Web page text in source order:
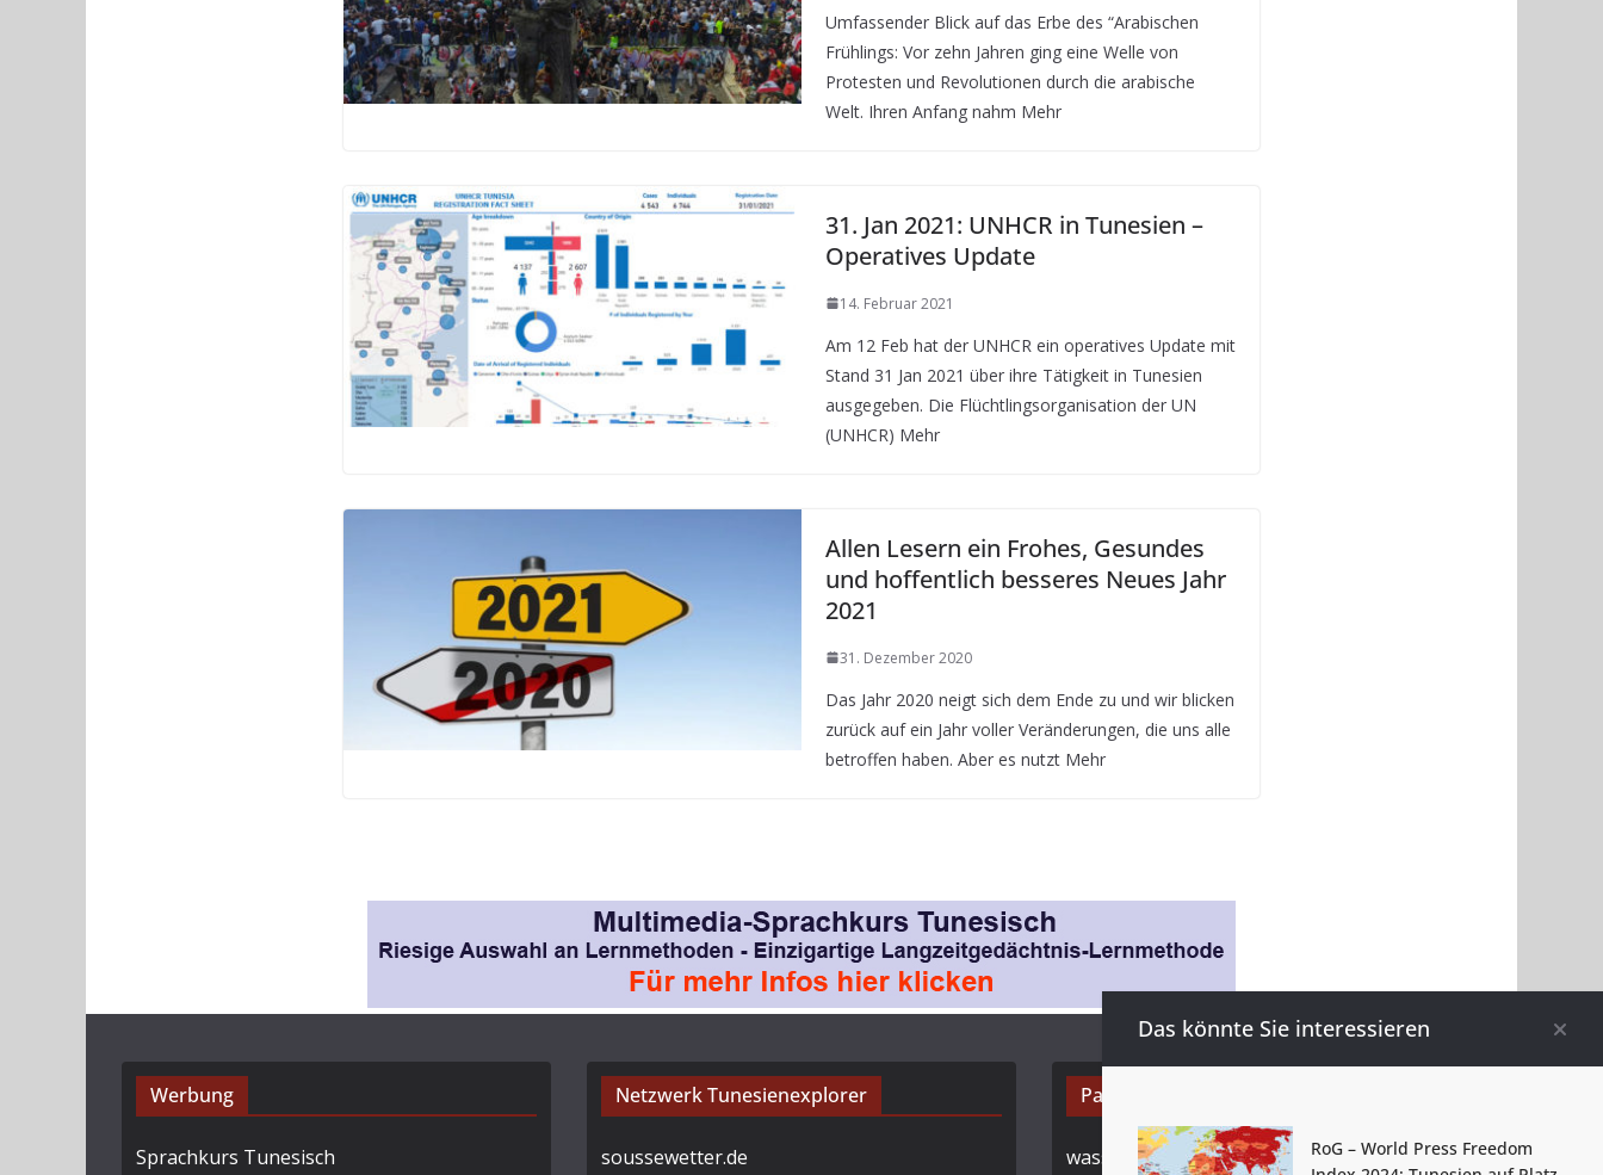
Umfassender Blick auf das Erbe des “Arabischen
Frühlings: Vor zehn Jahren ging eine Welle von
Protesten und Revolutionen durch die arabische
Welt. Ihren Anfang nahm Mehr
31. Jan 2021: UNHCR in Tunesien –
Operatives Update
14. Februar 2021
Am 12 Feb hat der UNHCR ein operatives Update mit
Stand 31 Jan 2021 über ihre Tätigkeit in Tunesien
ausgegeben. Die Flüchtlingsorganisation der UN
(UNHCR) Mehr
Allen Lesern ein Frohes, Gesundes
und hoffentlich besseres Neues Jahr
2021
31. Dezember 2020
Das Jahr 2020 neigt sich dem Ende zu und wir blicken
zurück auf ein Jahr voller Veränderungen, die uns alle
betroffen haben. Aber es nutzt Mehr
Werbung
Sprachkurs Tunesisch
Netzwerk Tunesienexplorer
soussewetter.de
Partner
wassenberg.com.de
Das könnte Sie interessieren
RoG – World Press Freedom